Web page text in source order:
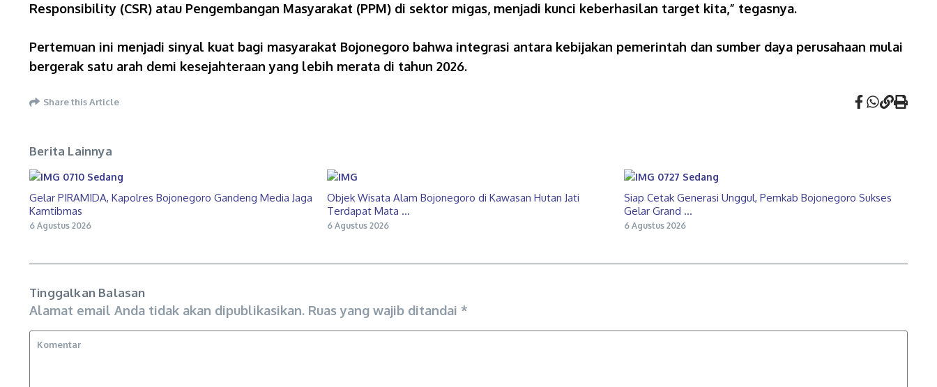
Responsibility (CSR) atau Pengembangan Masyarakat (PPM) di sektor migas, menjadi kunci keberhasilan target kita,” tegasnya.
​Pertemuan ini menjadi sinyal kuat bagi masyarakat Bojonegoro bahwa integrasi antara kebijakan pemerintah dan sumber daya perusahaan mulai
bergerak satu arah demi kesejahteraan yang lebih merata di tahun 2026.
Share this Article
Berita Lainnya
Gelar PIRAMIDA, Kapolres Bojonegoro Gandeng Media Jaga
Kamtibmas
6 Agustus 2026
Objek Wisata Alam Bojonegoro di Kawasan Hutan Jati
Terdapat Mata ...
6 Agustus 2026
Siap Cetak Generasi Unggul, Pemkab Bojonegoro Sukses
Gelar Grand ...
6 Agustus 2026
Tinggalkan Balasan
Alamat email Anda tidak akan dipublikasikan. Ruas yang wajib ditandai *